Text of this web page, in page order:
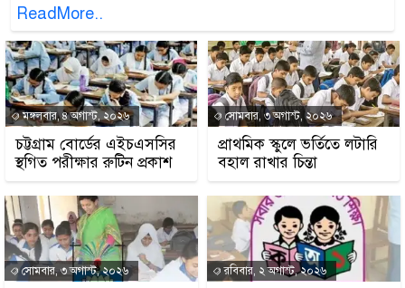
ReadMore..
মঙ্গলবার, ৪ অগাস্ট, ২০২৬
চট্টগ্রাম বোর্ডের এইচএসসির
স্থগিত পরীক্ষার রুটিন প্রকাশ
সোমবার, ৩ অগাস্ট, ২০২৬
প্রাথমিক স্কুলে ভর্তিতে লটারি
বহাল রাখার চিন্তা
সোমবার, ৩ অগাস্ট, ২০২৬ রবিবার, ২ অগাস্ট, ২০২৬